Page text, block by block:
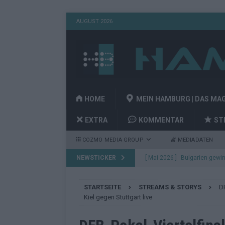
AUGUST 2026
HOME MEIN HAMBURG | DAS
EXTRA KOMMENTAR
COZMO MEDIA GROUP MEDIADATEN
NEWSTICKER [ Mai 2026 ] Bulgarien
[ Mai 2026 ] Das
STARTSEITE STREAMS & STORYS
Kiel gegen Stuttgart live